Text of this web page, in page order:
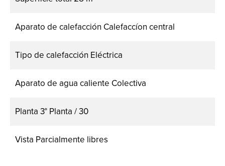
Aparato de calefacción Calefaccíon central
Tipo de calefacción Eléctrica
Aparato de agua caliente Colectiva
Planta 3° Planta / 30
Vista Parcialmente libres